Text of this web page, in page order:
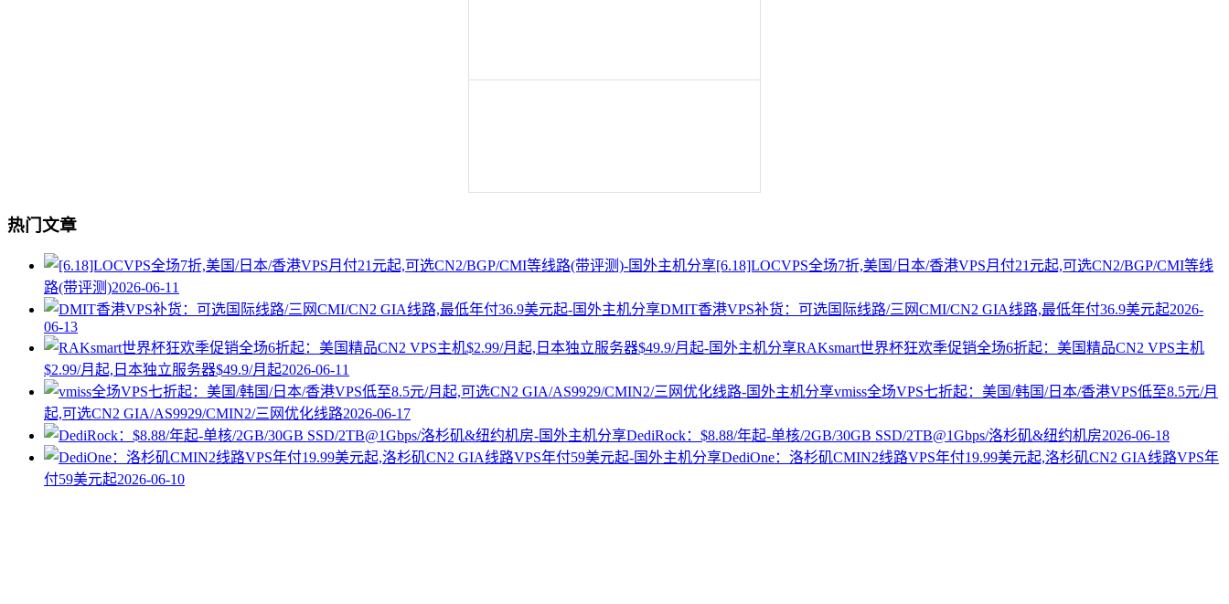
热门文章
[6.18]LOCVPS全场7折,美国/日本/香港VPS月付21元起,可选CN2/BGP/CMI等线
路(带评测)2026-06-11
DMIT香港VPS补货：可选国际线路/三网CMI/CN2 GIA线路,最低年付36.9美元起2026-
06-13
RAKsmart世界杯狂欢季促销全场6折起：美国精品CN2 VPS主机
$2.99/月起,日本独立服务器$49.9/月起2026-06-11
vmiss全场VPS七折起：美国/韩国/日本/香港VPS低至8.5元/月
起,可选CN2 GIA/AS9929/CMIN2/三网优化线路2026-06-17
DediRock：$8.88/年起-单核/2GB/30GB SSD/2TB@1Gbps/洛杉矶&纽约机房2026-06-18
DediOne：洛杉矶CMIN2线路VPS年付19.99美元起,洛杉矶CN2 GIA线路VPS年
付59美元起2026-06-10